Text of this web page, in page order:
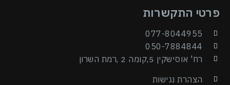
פרטי התקשרות
077-8044955
050-7884844
רח' אוסישקין 5,קומה 2 ,רמת השרון
הצהרת נגישות